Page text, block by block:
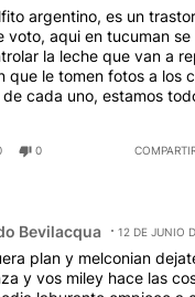
argentino, es un
voto, aqui en tucuman se
la leche que van a
que le tomen fotos a los
cada uno, estamos
lo voto esta
verguenza, se estan
0
Bevilacqua 12 DE JUNIO
plan y melconian
y vos miley hace las